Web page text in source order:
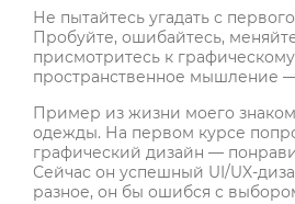
Не пытайтесь угадать с
Пробуйте, ошибайтесь,
присмотритесь к
пространственное мышление
Пример из жизни моего
одежды. На первом курсе
графический дизайн —
Сейчас он успешный UI/UX-
разное, он бы ошибся с